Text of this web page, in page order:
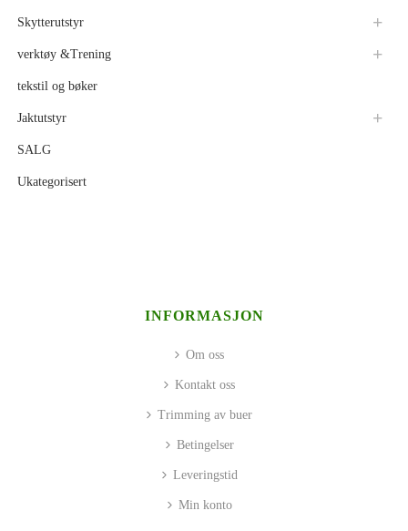
Skytterutstyr
verktøy &Trening
tekstil og bøker
Jaktutstyr
SALG
Ukategorisert
INFORMASJON
Om oss
Kontakt oss
Trimming av buer
Betingelser
Leveringstid
Min konto